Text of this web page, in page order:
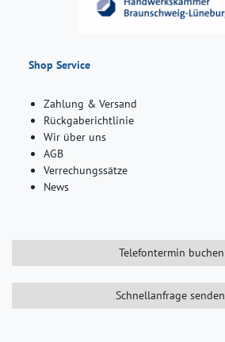
Shop Service
Zahlung & Versand
Rückgaberichtlinie
Wir über uns
AGB
Verrechungssätze
News
Telefontermin buchen
Schnellanfrage senden